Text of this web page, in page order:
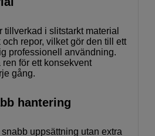
tillverkad i slitstarkt material
repor, vilket gör den till ett
professionell användning.
för ett konsekvent
gång.
hantering
uppsättning utan extra